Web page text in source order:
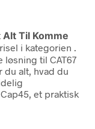
Til Komme
i kategorien .
løsning til CAT67
du alt, hvad du
et praktisk